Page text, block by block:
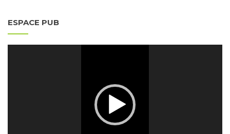
ESPACE PUB